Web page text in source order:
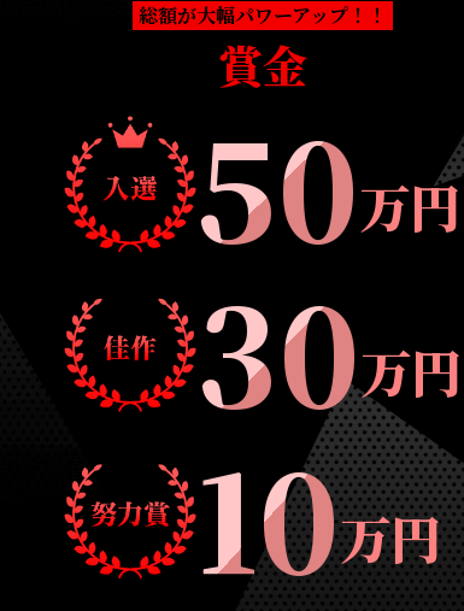
総額が大幅パワーアップ！！
賞金
50万円
30万円
10万円